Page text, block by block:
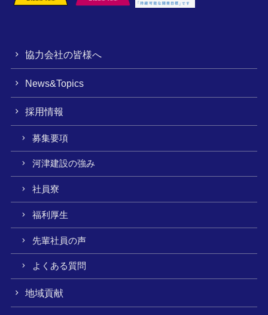
協力会社の皆様へ
News&Topics
採用情報
募集要項
河津建設の強み
社員寮
福利厚生
先輩社員の声
よくある質問
地域貢献